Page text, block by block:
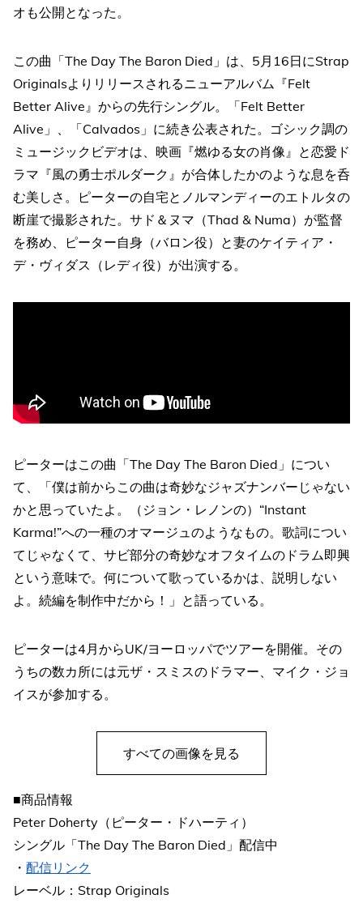
オも公開となった。
この曲「The Day The Baron Died」は、5月16日にStrap
Originalsよりリリースされるニューアルバム『Felt
Better Alive』からの先行シングル。「Felt Better
Alive」、「Calvados」に続き公表された。ゴシック調の
ミュージックビデオは、映画『燃ゆる女の肖像』と恋愛ド
ラマ『風の勇士ポルダーク』が合体したかのような息を呑
む美しさ。ピーターの自宅とノルマンディーのエトルタの
断崖で撮影された。サド＆ヌマ（Thad & Numa）が監督
を務め、ピーター自身（バロン役）と妻のケイティア・
デ・ヴィダス（レディ役）が出演する。
ピーターはこの曲「The Day The Baron Died」につい
て、「僕は前からこの曲は奇妙なジャズナンバーじゃない
かと思っていたよ。（ジョン・レノンの）“Instant
Karma!”への一種のオマージュのようなもの。歌詞につい
てじゃなくて、サビ部分の奇妙なオフタイムのドラム即興
という意味で。何について歌っているかは、説明しない
よ。続編を制作中だから！」と語っている。
ピーターは4月からUK/ヨーロッパでツアーを開催。その
うちの数カ所には元ザ・スミスのドラマー、マイク・ジョ
イスが参加する。
すべての画像を見る
■商品情報
Peter Doherty（ピーター・ドハーティ）
シングル「The Day The Baron Died」配信中
・ 配信リンク
レーベル：Strap Originals